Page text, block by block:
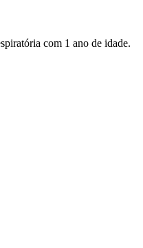
com 1 ano de idade.